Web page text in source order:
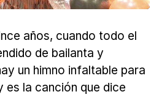
años, cuando todo el
de bailanta y
un himno infaltable para
es la canción que dice